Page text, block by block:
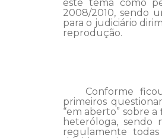
este tema
como
2008/2010, sendo
para o judiciário
reprodução.
Conforme
primeiros
“em aberto” sobre
heteróloga, sendo
regulamente